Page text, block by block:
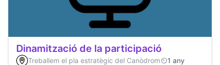
Dinamització de la participació
Treballem el pla estratègic del Canòdrom
1 any